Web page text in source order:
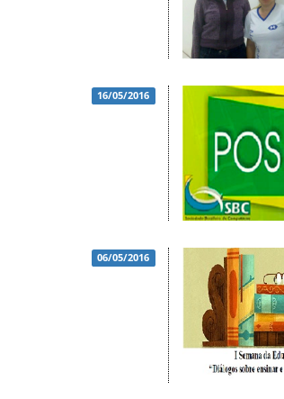
16/05/2016
06/05/2016